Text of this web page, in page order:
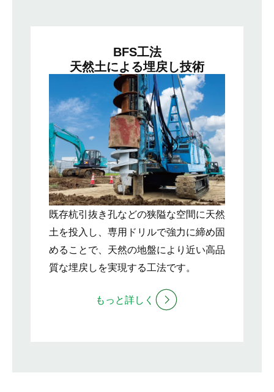
BFS工法
天然土による埋戻し技術
既存杭引抜き孔などの狭隘な空間に天然
土を投入し、専用ドリルで強力に締め固
めることで、天然の地盤により近い高品
質な埋戻しを実現する工法です。
もっと詳しく